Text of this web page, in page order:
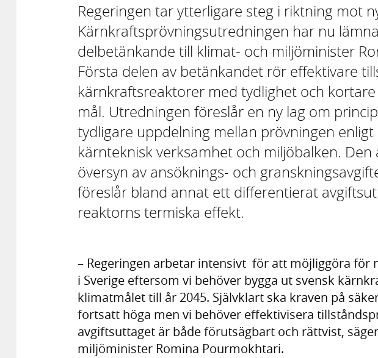
Regeringen tar ytterligare steg i riktning mot
Kärnkraftsprövningsutredningen har nu
delbetänkande till klimat- och miljöminister
Första delen av betänkandet rör effektivare
kärnkraftsreaktorer med tydlighet och
mål. Utredningen föreslår en ny lag om
tydligare uppdelning mellan prövningen enligt
kärnteknisk verksamhet och miljöbalken. Den
översyn av ansöknings- och
föreslår bland annat ett differentierat
reaktorns termiska effekt.
– Regeringen arbetar intensivt för att möjliggöra för
i Sverige eftersom vi behöver bygga ut svensk
klimatmålet till år 2045. Självklart ska kraven på
fortsatt höga men vi behöver effektivisera
avgiftsuttaget är både förutsägbart och rättvist,
miljöminister Romina Pourmokhtari.